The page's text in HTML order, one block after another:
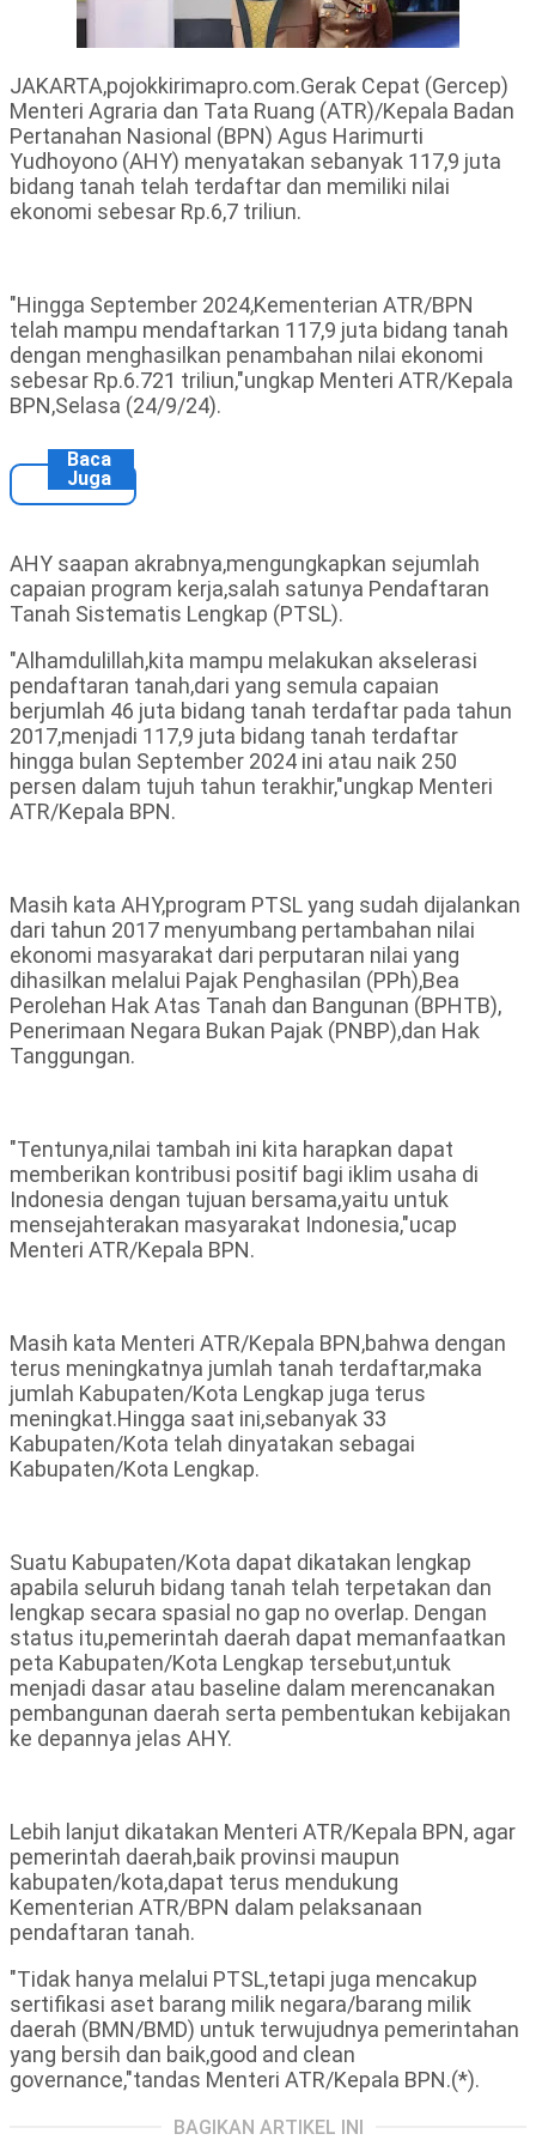
JAKARTA,pojokkirimapro.com.Gerak Cepat (Gercep)
Menteri Agraria dan Tata Ruang (ATR)/Kepala Badan
Pertanahan Nasional (BPN) Agus Harimurti
Yudhoyono (AHY) menyatakan sebanyak 117,9 juta
bidang tanah telah terdaftar dan memiliki nilai
ekonomi sebesar Rp.6,7 triliun.
"Hingga September 2024,Kementerian ATR/BPN
telah mampu mendaftarkan 117,9 juta bidang tanah
dengan menghasilkan penambahan nilai ekonomi
sebesar Rp.6.721 triliun,"ungkap Menteri ATR/Kepala
BPN,Selasa (24/9/24).
Baca
Juga
AHY saapan akrabnya,mengungkapkan sejumlah
capaian program kerja,salah satunya Pendaftaran
Tanah Sistematis Lengkap (PTSL).
"Alhamdulillah,kita mampu melakukan akselerasi
pendaftaran tanah,dari yang semula capaian
berjumlah 46 juta bidang tanah terdaftar pada tahun
2017,menjadi 117,9 juta bidang tanah terdaftar
hingga bulan September 2024 ini atau naik 250
persen dalam tujuh tahun terakhir,"ungkap Menteri
ATR/Kepala BPN.
Masih kata AHY,program PTSL yang sudah dijalankan
dari tahun 2017 menyumbang pertambahan nilai
ekonomi masyarakat dari perputaran nilai yang
dihasilkan melalui Pajak Penghasilan (PPh),Bea
Perolehan Hak Atas Tanah dan Bangunan (BPHTB),
Penerimaan Negara Bukan Pajak (PNBP),dan Hak
Tanggungan.
"Tentunya,nilai tambah ini kita harapkan dapat
memberikan kontribusi positif bagi iklim usaha di
Indonesia dengan tujuan bersama,yaitu untuk
mensejahterakan masyarakat Indonesia,"ucap
Menteri ATR/Kepala BPN.
Masih kata Menteri ATR/Kepala BPN,bahwa dengan
terus meningkatnya jumlah tanah terdaftar,maka
jumlah Kabupaten/Kota Lengkap juga terus
meningkat.Hingga saat ini,sebanyak 33
Kabupaten/Kota telah dinyatakan sebagai
Kabupaten/Kota Lengkap.
Suatu Kabupaten/Kota dapat dikatakan lengkap
apabila seluruh bidang tanah telah terpetakan dan
lengkap secara spasial no gap no overlap. Dengan
status itu,pemerintah daerah dapat memanfaatkan
peta Kabupaten/Kota Lengkap tersebut,untuk
menjadi dasar atau baseline dalam merencanakan
pembangunan daerah serta pembentukan kebijakan
ke depannya jelas AHY.
Lebih lanjut dikatakan Menteri ATR/Kepala BPN, agar
pemerintah daerah,baik provinsi maupun
kabupaten/kota,dapat terus mendukung
Kementerian ATR/BPN dalam pelaksanaan
pendaftaran tanah.
"Tidak hanya melalui PTSL,tetapi juga mencakup
sertifikasi aset barang milik negara/barang milik
daerah (BMN/BMD) untuk terwujudnya pemerintahan
yang bersih dan baik,good and clean
governance,"tandas Menteri ATR/Kepala BPN.(*).
BAGIKAN ARTIKEL INI